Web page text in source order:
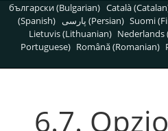
български (Bulgarian) Català
(Spanish)
پارسی (Persian) Suomi
Lietuvis (Lithuanian) Nederlands
Portuguese) Română (Romanian)
6.7.